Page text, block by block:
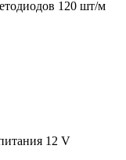
120 шт/м
12 V